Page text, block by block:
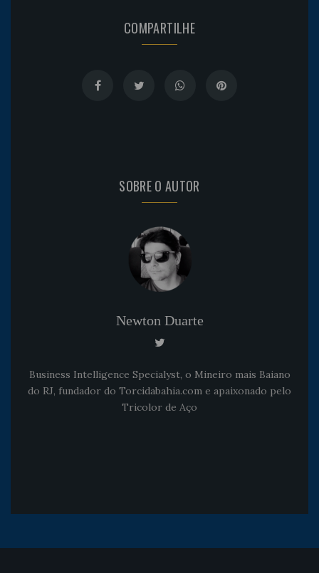
COMPARTILHE
SOBRE O AUTOR
Newton Duarte
Business Intelligence Specialyst, o Mineiro mais Baiano
do RJ, fundador do Torcidabahia.com e apaixonado pelo
Tricolor de Aço